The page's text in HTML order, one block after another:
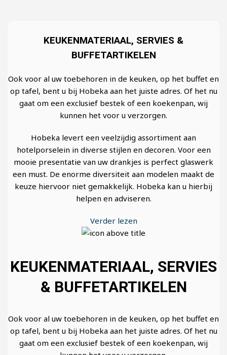
KEUKENMATERIAAL, SERVIES &
BUFFETARTIKELEN
Ook voor al uw toebehoren in de keuken, op het buffet en
op tafel, bent u bij Hobeka aan het juiste adres. Of het nu
gaat om een exclusief bestek of een koekenpan, wij
kunnen het voor u verzorgen.
Hobeka levert een veelzijdig assortiment aan
hotelporselein in diverse stijlen en decoren. Voor een
mooie presentatie van uw drankjes is perfect glaswerk
een must. De enorme diversiteit aan modelen maakt de
keuze hiervoor niet gemakkelijk. Hobeka kan u hierbij
helpen en adviseren.
Verder lezen
KEUKENMATERIAAL, SERVIES
& BUFFETARTIKELEN
Ook voor al uw toebehoren in de keuken, op het buffet en
op tafel, bent u bij Hobeka aan het juiste adres. Of het nu
gaat om een exclusief bestek of een koekenpan, wij